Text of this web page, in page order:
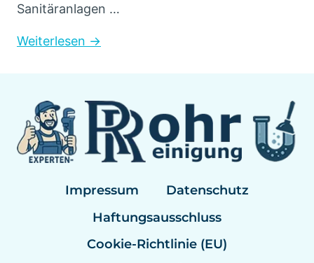
Sanitäranlagen …
Weiterlesen →
Impressum
Datenschutz
Haftungsausschluss
Cookie-Richtlinie (EU)